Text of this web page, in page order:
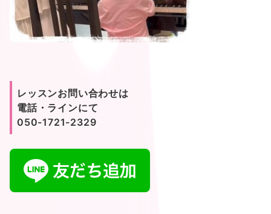
レッスンお問い合わせは
電話・ラインにて
050-1721-2329